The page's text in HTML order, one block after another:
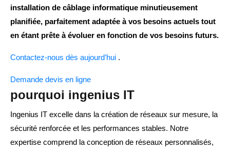
installation de câblage informatique minutieusement
planifiée, parfaitement adaptée à vos besoins actuels tout
en étant prête à évoluer en fonction de vos besoins futurs.
Contactez-nous dès aujourd’hui .
Demande devis en ligne
pourquoi ingenius IT
Ingenius IT excelle dans la création de réseaux sur mesure, la
sécurité renforcée et les performances stables. Notre
expertise comprend la conception de réseaux personnalisés,